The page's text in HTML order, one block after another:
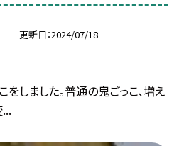
更新日 2024/07/18
しました。普通の鬼ごっこ、増え